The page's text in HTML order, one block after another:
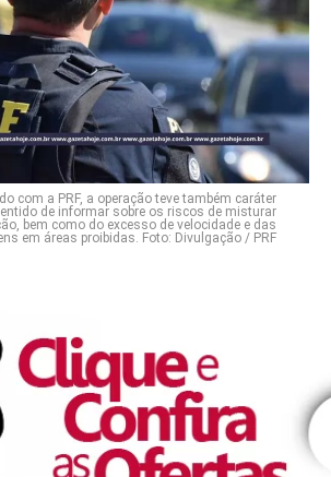
com a PRF, a operação teve também caráter
de informar sobre os riscos de misturar
bem como do excesso de velocidade e das
em áreas proibidas. Foto: Divulgação / PRF